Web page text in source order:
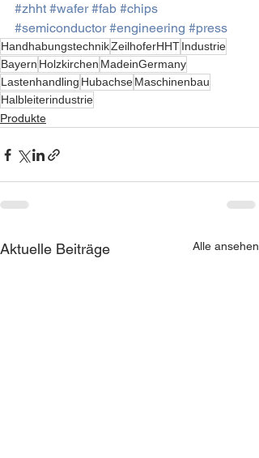
#zhht #wafer #fab #chips
#semiconductor #engineering #press
HandhabungstechnikZeilhoferHHTIndustrie
Bayern Holzkirchen MadeinGermany
Lastenhandling HubachseMaschinenbau
Halbleiterindustrie
Produkte
Aktuelle Beiträge Alle ansehen